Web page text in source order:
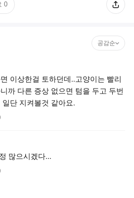
0
공감순
이상한걸 토하던데..고양이는 빨리
까 다른 증상 없으면 텀을 두고 두번
단 지켜볼것 같아요.
많으시겠다...